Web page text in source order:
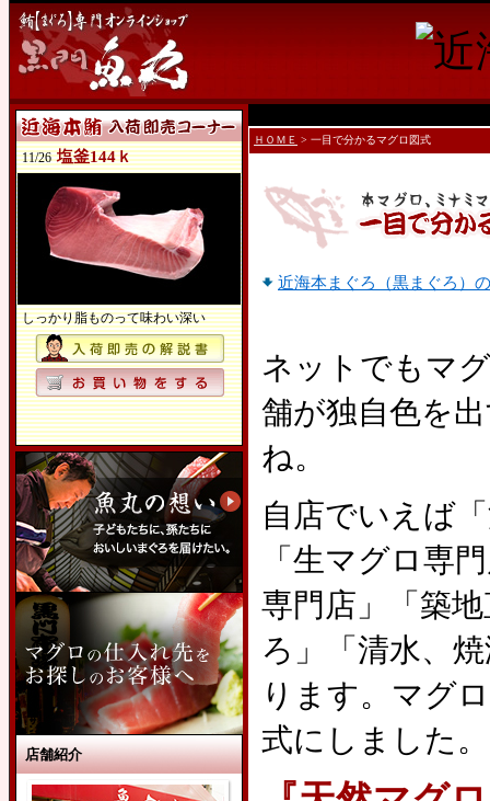
11/26 塩釜144ｋ
しっかり脂ものって味わい深い
店舗紹介
ＨＯＭＥ > 一目で分かるマグロ図式
近海本まぐろ（黒まぐろ）
ネットでもマ
舗が独自色を
ね。
自店でいえば
「生マグロ専
専門店」「築
ろ」「清水、
ります。マグ
式にしました。